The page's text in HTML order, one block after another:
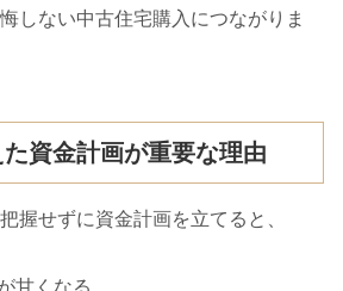
しない中古住宅購入につながりま
資金計画が重要な理由
握せずに資金計画を立てると、
甘くなる